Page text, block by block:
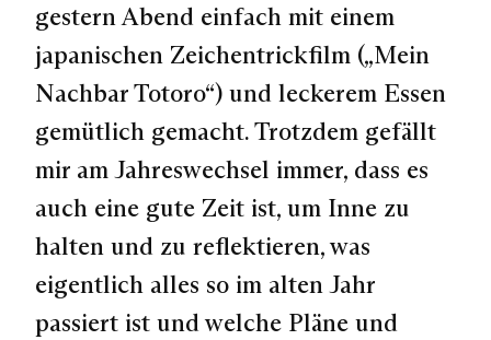
gestern Abend einfach mit einem
japanischen Zeichentrickfilm („Mein
Nachbar Totoro“) und leckerem Essen
gemütlich gemacht. Trotzdem gefällt
mir am Jahreswechsel immer, dass es
auch eine gute Zeit ist, um Inne zu
halten und zu reflektieren, was
eigentlich alles so im alten Jahr
passiert ist und welche Pläne und